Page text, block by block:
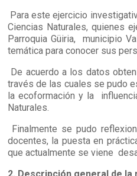
Para este ejercicio
Ciencias Naturales, quienes
Parroquia Güiria, municipio
temática para conocer sus
De acuerdo a los datos
través de las cuales se pudo
la ecoformación y la
Naturales.
Finalmente se pudo
docentes, la puesta en
que actualmente se viene
2. Descripción general de la